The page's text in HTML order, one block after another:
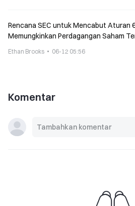
Rencana SEC untuk Mencabut Aturan
Memungkinkan Perdagangan Saham
Ethan Brooks 06-12 05:56
Komentar